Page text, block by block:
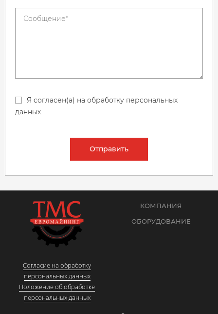
Я согласен(а) на обработку персональных
данных.
Отправить
Согласие на обработку
персональных данных
Положение об обработке
персональных данных
КОМПАНИЯ
ОБОРУДОВАНИЕ